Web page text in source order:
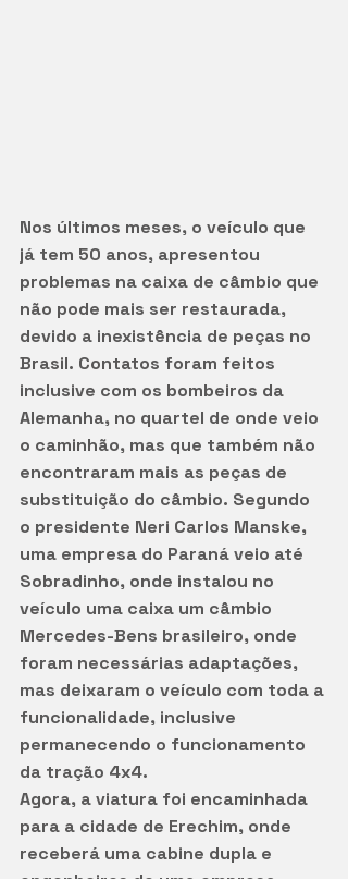
Nos últimos meses, o veículo que
já tem 50 anos, apresentou
problemas na caixa de câmbio que
não pode mais ser restaurada,
devido a inexistência de peças no
Brasil. Contatos foram feitos
inclusive com os bombeiros da
Alemanha, no quartel de onde veio
o caminhão, mas que também não
encontraram mais as peças de
substituição do câmbio. Segundo
o presidente Neri Carlos Manske,
uma empresa do Paraná veio até
Sobradinho, onde instalou no
veículo uma caixa um câmbio
Mercedes-Bens brasileiro, onde
foram necessárias adaptações,
mas deixaram o veículo com toda a
funcionalidade, inclusive
permanecendo o funcionamento
da tração 4x4.
Agora, a viatura foi encaminhada
para a cidade de Erechim, onde
receberá uma cabine dupla e